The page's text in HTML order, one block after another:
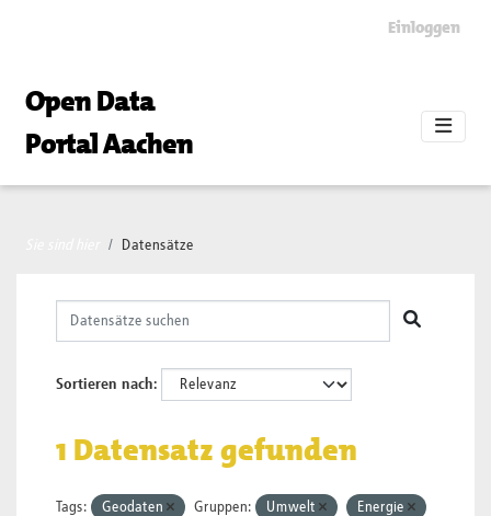
Einloggen
Open Data
Portal Aachen
Datensätze
Sortieren nach
1 Datensatz gefunden
Tags: Geodaten Gruppen: Umwelt Energie